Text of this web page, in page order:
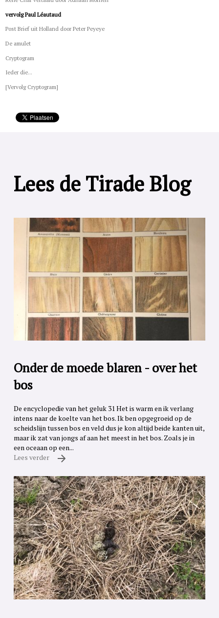
vervolg Paul Léautaud
Post Brief uit Holland door Peter Peyeye
De amulet
Cryptogram
Ieder die...
[Vervolg Cryptogram]
Lees de Tirade Blog
Onder de moede blaren - over het
bos
De encyclopedie van het geluk 31 Het is warm en ik verlang
intens naar de koelte van het bos. Ik ben opgegroeid op de
scheidslijn tussen bos en veld dus je kon altijd beide kanten uit,
maar ik zat van jongs af aan het meest in het bos. Zoals je in
een oceaan op een...
Lees verder